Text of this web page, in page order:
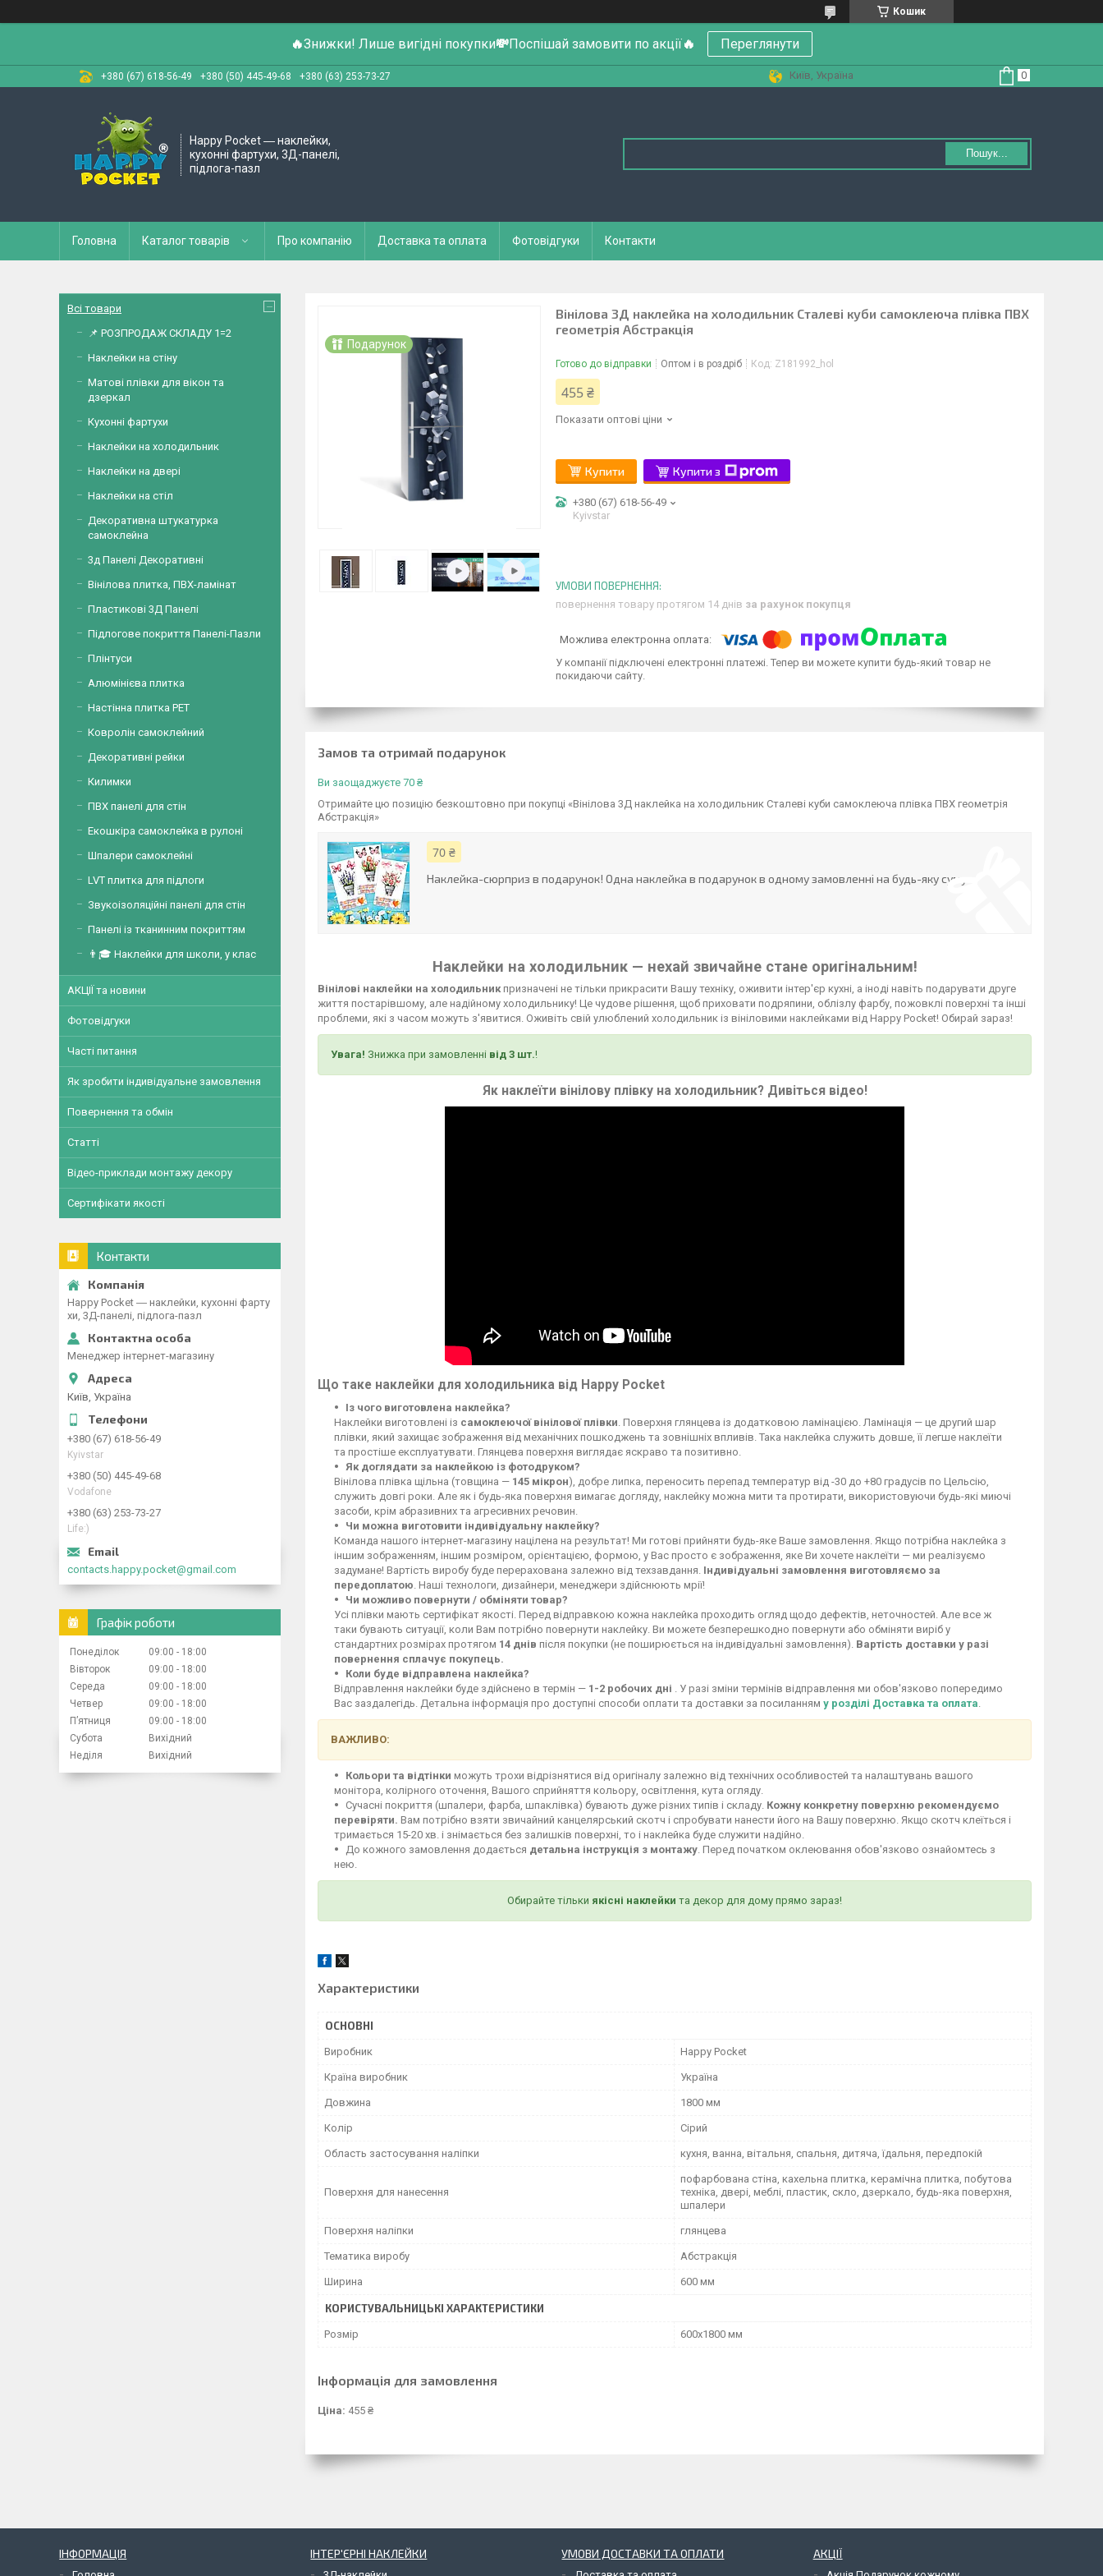
Кошик
🔥Знижки! Лише вигідні покупки💸Поспішай замовити по акції🔥 Переглянути
+380 (67) 618-56-49 +380 (50) 445-49-68 +380 (63) 253-73-27 Київ, Україна
Happy Pocket ― наклейки,
кухонні фартухи, 3Д-панелі,
підлога-пазл
Пошук...
Головна Каталог товарів Про компанію Доставка та оплата Фотовідгуки Контакти
Подарунок
Вінілова 3Д наклейка на холодильник Сталеві куби самоклеюча плівка ПВХ
геометрія Абстракція
Готово до відправки Оптом і в роздріб Код: Z181992_hol
455 ₴
Показати оптові ціни
Купити Купити з
+380 (67) 618-56-49
Kyivstar
повернення товару протягом 14 днів за рахунок покупця
У компанії підключені електронні платежі. Тепер ви можете купити будь-який товар не
покидаючи сайту.
Замов та отримай подарунок
Ви заощаджуєте 70 ₴
Отримайте цю позицію безкоштовно при покупці «Вінілова 3Д наклейка на холодильник Сталеві куби самоклеюча плівка ПВХ геометрія
Абстракція»
70 ₴
Наклейка-сюрприз в подарунок! Одна наклейка в подарунок в одному замовленні на будь-яку суму
Наклейки на холодильник — нехай звичайне стане оригінальним!
Вінілові наклейки на холодильник призначені не тільки прикрасити Вашу техніку, оживити інтер'єр кухні, а іноді навіть подарувати друге
життя постарівшому, але надійному холодильнику! Це чудове рішення, щоб приховати подряпини, облізлу фарбу, пожовклі поверхні та інші
проблеми, які з часом можуть з'явитися. Оживіть свій улюблений холодильник із вініловими наклейками від Happy Pocket! Обирай зараз!
Увага! Знижка при замовленні від 3 шт.!
Як наклеїти вінілову плівку на холодильник? Дивіться відео!
Що таке наклейки для холодильника від Happy Pocket
Із чого виготовлена наклейка?
Наклейки виготовлені із самоклеючої вінілової плівки . Поверхня глянцева із додатковою ламінацією. Ламінація — це другий шар
плівки, який захищає зображення від механічних пошкоджень та зовнішніх впливів. Така наклейка служить довше, її легше наклеїти
та простіше експлуатувати. Глянцева поверхня виглядає яскраво та позитивно.
Як доглядати за наклейкою із фотодруком?
Вінілова плівка щільна (товщина — 145 мікрон), добре липка, переносить перепад температур від -30 до +80 градусів по Цельсію,
служить довгі роки. Але як і будь-яка поверхня вимагає догляду, наклейку можна мити та протирати, використовуючи будь-які миючі
засоби, крім абразивних та агресивних речовин.
Чи можна виготовити індивідуальну наклейку?
Команда нашого інтернет-магазину націлена на результат! Ми готові прийняти будь-яке Ваше замовлення. Якщо потрібна наклейка з
іншим зображенням, іншим розміром, орієнтацією, формою, у Вас просто є зображення, яке Ви хочете наклеїти — ми реалізуємо
задумане! Вартість виробу буде перерахована залежно від техзавдання. Індивідуальні замовлення виготовляємо за
передоплатою . Наші технологи, дизайнери, менеджери здійснюють мрії!
Чи можливо повернути / обміняти товар?
Усі плівки мають сертифікат якості. Перед відправкою кожна наклейка проходить огляд щодо дефектів, неточностей. Але все ж
таки бувають ситуації, коли Вам потрібно повернути наклейку. Ви можете безперешкодно повернути або обміняти виріб у
стандартних розмірах протягом 14 днів після покупки (не поширюється на індивідуальні замовлення). Вартість доставки у разі
повернення сплачує покупець.
Коли буде відправлена наклейка?
Відправлення наклейки буде здійснено в термін — 1-2 робочих дні . У разі зміни термінів відправлення ми обов'язково попередимо
Вас заздалегідь. Детальна інформація про доступні способи оплати та доставки за посиланням у розділі Доставка та оплата
ВАЖЛИВО:
Кольори та відтінки можуть трохи відрізнятися від оригіналу залежно від технічних особливостей та налаштувань вашого
монітора, колірного оточення, Вашого сприйняття кольору, освітлення, кута огляду.
Сучасні покриття (шпалери, фарба, шпаклівка) бувають дуже різних типів і складу. Кожну конкретну поверхню рекомендуємо
перевіряти. Вам потрібно взяти звичайний канцелярський скотч і спробувати нанести його на Вашу поверхню. Якщо скотч клеїться і
тримається 15-20 хв. і знімається без залишків поверхні, то і наклейка буде служити надійно.
До кожного замовлення додається детальна інструкція з монтажу . Перед початком оклеювання обов'язково ознайомтесь з
нею.
Обирайте тільки якісні наклейки та декор для дому прямо зараз!
Характеристики
ОСНОВНІ
Виробник Happy Pocket
Країна виробник Україна
Довжина 1800 мм
Колір Сірий
Область застосування наліпки кухня, ванна, вітальня, спальня, дитяча, їдальня, передпокій
Поверхня для нанесення
пофарбована стіна, кахельна плитка, керамічна плитка, побутова
техніка, двері, меблі, пластик, скло, дзеркало, будь-яка поверхня,
шпалери
Поверхня наліпки глянцева
Тематика виробу Абстракція
Ширина 600 мм
КОРИСТУВАЛЬНИЦЬКІ ХАРАКТЕРИСТИКИ
Розмір 600х1800 мм
Інформація для замовлення
Ціна: 455 ₴
Всі товари
📌 РОЗПРОДАЖ СКЛАДУ 1=2
Наклейки на стіну
Матові плівки для вікон та
дзеркал
Кухонні фартухи
Наклейки на холодильник
Наклейки на двері
Наклейки на стіл
Декоративна штукатурка
самоклейна
3д Панелі Декоративні
Вінілова плитка, ПВХ-ламінат
Пластикові 3Д Панелі
Підлогове покриття Панелі-Пазли
Плінтуси
Алюмінієва плитка
Настінна плитка PET
Ковролін самоклейний
Декоративні рейки
Килимки
ПВХ панелі для стін
Екошкіра самоклейка в рулоні
Шпалери самоклейні
LVT плитка для підлоги
Звукоізоляційні панелі для стін
Панелі із тканинним покриттям
👨🎓 Наклейки для школи, у клас
АКЦІЇ та новини
Фотовідгуки
Часті питання
Як зробити індивідуальне замовлення
Повернення та обмін
Статті
Відео-приклади монтажу декору
Сертифікати якості
Контакти
Happy Pocket ― наклейки, кухонні фарту
хи, 3Д-панелі, підлога-пазл
Менеджер інтернет-магазину
Київ, Україна
+380 (67) 618-56-49
Kyivstar
+380 (50) 445-49-68
Vodafone
+380 (63) 253-73-27
Life:)
contacts.happy.pocket@gmail.com
Графік роботи
Понеділок 09:00
18:00
Вівторок
09:00
18:00
Середа
09:00
18:00
Четвер
09:00
18:00
Пʼятниця
09:00
18:00
Субота
Вихідний
Неділя
Вихідний
ІНФОРМАЦІЯ ІНТЕР'ЄРНІ НАКЛЕЙКИ УМОВИ ДОСТАВКИ ТА ОПЛАТИ АКЦІЇ